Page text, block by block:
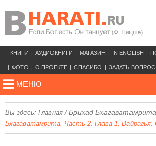
КНИГИ АУДИОКНИГИ МАГАЗИН IN ENGLISH
ФОТО О ПРОЕКТЕ СПАСИБО ЗАДАТЬ ВОПРОС
МЕНЮ
Вы здесь: Главная /Брихад
Бхагаватамрита. Часть 2. Глава 1. Вайрагья: